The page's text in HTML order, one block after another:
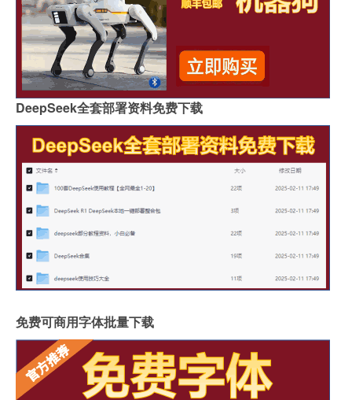
DeepSeek全套部署资料免费下载
免费可商用字体批量下载